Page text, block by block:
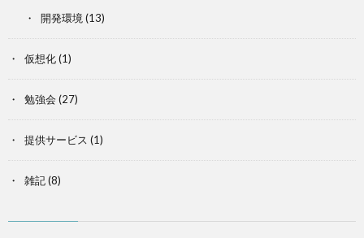
開発環境(13)
仮想化(1)
勉強会 (27)
提供サービス (1)
雑記(8)